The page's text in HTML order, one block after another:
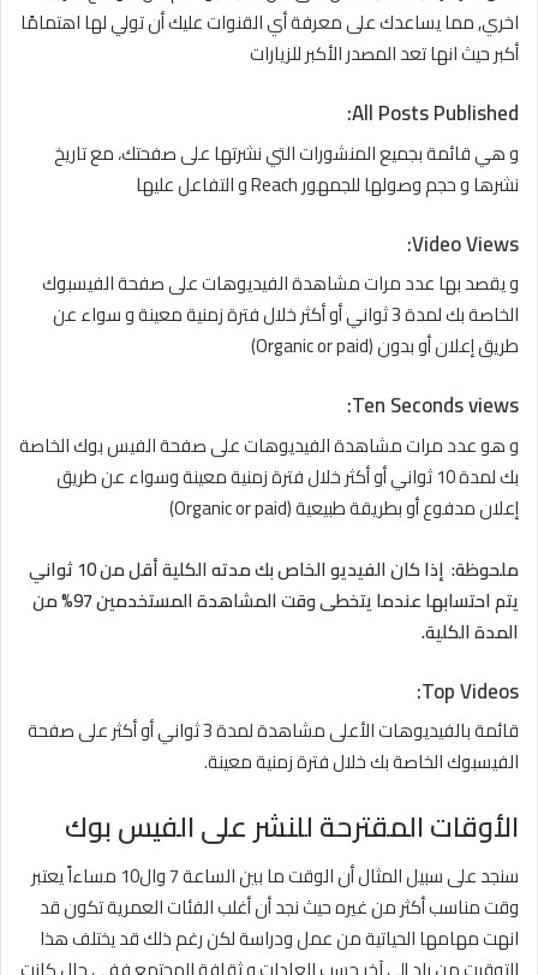
اخري, مما يساعدك على معرفة أي القنوات عليك أن تولي لها اهتمامًا
أكبر حيث انها تعد المصدر الأكبر للزيارات
All Posts Published
:
و هي قائمة بجميع المنشورات التي نشرتها على صفحتك، مع تاريخ
نشرها و حجم وصولها للجمهور Reach و التفاعل عليها
Video Views:
و يقصد بها عدد مرات مشاهدة الفيديوهات على صفحة الفيسبوك
الخاصة بك لمدة 3 ثواني أو أكثر خلال فترة زمنية معينة و سواء عن
طريق إعلان أو بدون (Organic or paid)
Ten Seconds views:
و هو عدد مرات مشاهدة الفيديوهات على صفحة الفيس بوك الخاصة
بك لمدة 10 ثواني أو أكثر خلال فترة زمنية معينة وسواء عن طريق
إعلان مدفوع أو بطريقة طبيعية (Organic or paid)
ملحوظة: إذا كان الفيديو الخاص بك مدته الكلية أقل من 10 ثواني
يتم احتسابها عندما يتخطى وقت المشاهدة المستخدمين 97% من
المدة الكلية.
Top Videos:
قائمة بالفيديوهات الأعلى مشاهدة لمدة 3 ثواني أو أكثر على صفحة
الفيسبوك الخاصة بك خلال فترة زمنية معينة.
الأوقات المقترحة للنشر على الفيس بوك
سنجد على سبيل المثال أن الوقت ما بين الساعة 7 وال10 مساءاً يعتبر
وقت مناسب أكثر من غيره حيث نجد أن أغلب الفئات العمرية تكون قد
انهت مهامها الحياتية من عمل ودراسة لكن رغم ذلك قد يختلف هذا